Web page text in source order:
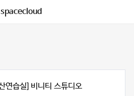
spacecloud
[일산연습실] 비니티 스튜디오